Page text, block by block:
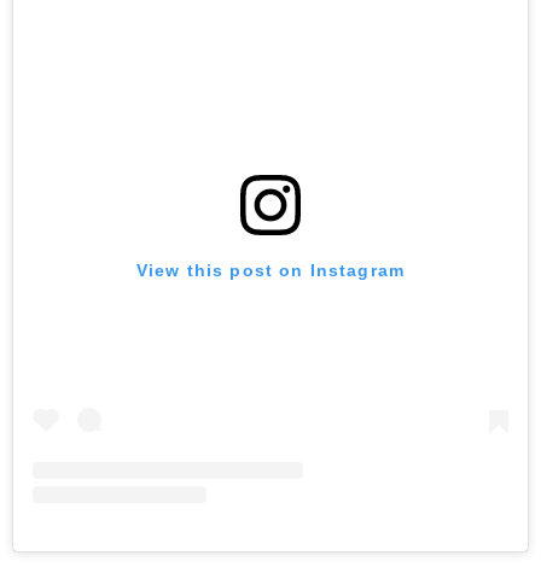
View this post on Instagram